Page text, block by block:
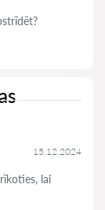
15.12.2024
lai